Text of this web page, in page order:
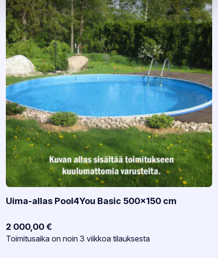
Uima-allas Pool4You Basic 500×150 cm
2 000,00€
Varastotilanne:
Toimitusaika on noin 3 viikkoa tilauksesta